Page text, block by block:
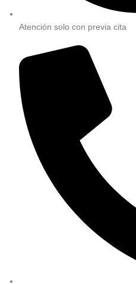
Atención solo con previa cita